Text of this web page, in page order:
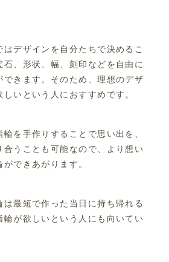
デザインを自分たちで決めるこ
石、形状、幅、刻印などを自由に
できます。そのため、理想のデザ
いという人におすすめです。
輪を手作りすることで思い出を、
合うことも可能なので、より想い
できあがります。
最短で作った当日に持ち帰れる
輪が欲しいという人にも向いてい